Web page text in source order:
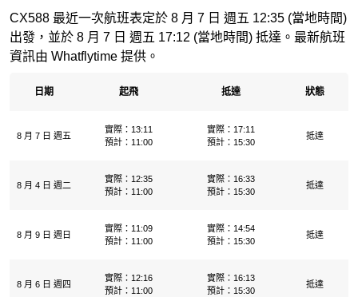
CX588 最近一次航班表定於 8 月 7 日 週五 12:35 (當地時間)
出發，並於 8 月 7 日 週五 17:12 (當地時間) 抵達。最新航班
資訊由 Whatflytime 提供。
日期 起飛 抵達 狀態
8 月 7 日 週五
實際：13:11
預計：11:00
實際：17:11
預計：15:30
抵達
8 月 4 日 週二
實際：12:35
預計：11:00
實際：16:33
預計：15:30
抵達
8 月 9 日 週日
實際：11:09
預計：11:00
實際：14:54
預計：15:30
抵達
8 月 6 日 週四
實際：12:16
預計：11:00
實際：16:13
預計：15:30
抵達